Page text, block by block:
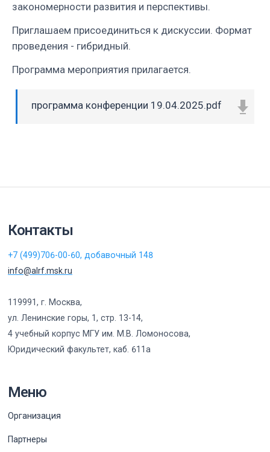
закономерности развития и перспективы.
Приглашаем присоединиться к дискуссии. Формат
проведения - гибридный.
Программа мероприятия прилагается.
программа конференции 19.04.2025.pdf
Контакты
+7 (499)706-00-60, добавочный 148
info@alrf.msk.ru
119991, г. Москва,
ул. Ленинские горы, 1, стр. 13-14,
4 учебный корпус МГУ им. М.В. Ломоносова,
Юридический факультет, каб. 611а
Меню
Организация
Партнеры